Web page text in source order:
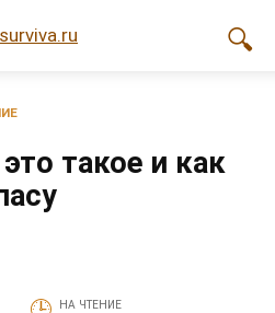
такое и как
НА ЧТЕНИЕ